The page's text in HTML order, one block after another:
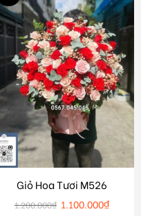
Giỏ Hoa Tươi M526
1.200.000₫ 1.100.000₫